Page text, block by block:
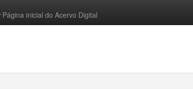
Página inicial do Acervo Digital